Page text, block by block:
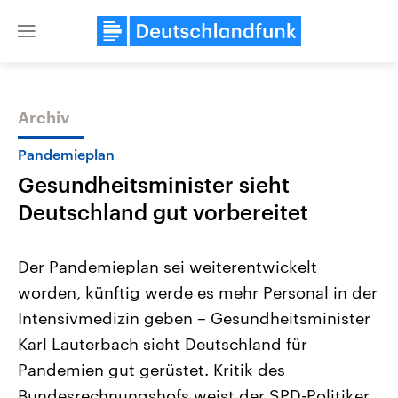
Close
Themen
Landtagswahl Sachsen-Anhalt
2026
Alle Informationen
Sachsen-Anhalt wählt am 6.
September 2026 einen neuen
Landtag. Seit 2021 wird das
Bundesland von einer Koalition aus
Aktuelle Beiträge,
Hintergründe
Wirtschaftlich und
gehören die Vereinigten
den mächtigsten Ländern
mit großem Einfluss auf
Archiv
Pandemieplan
Gesundheitsminister sieht
Deutschland gut vorbereitet
Der Pandemieplan sei weiterentwickelt
worden, künftig werde es mehr Personal in der
Intensivmedizin geben – Gesundheitsminister
Karl Lauterbach sieht Deutschland für
Pandemien gut gerüstet. Kritik des